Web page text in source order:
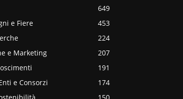
649
e Fiere
453
224
e Marketing
207
191
e Consorzi
174